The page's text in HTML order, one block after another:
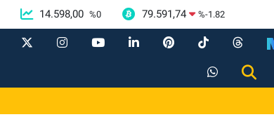
14.598,00 %0 79.591,74 %-1.82